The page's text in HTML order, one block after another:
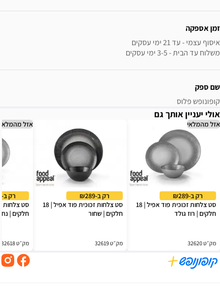
זמן אספקה
משלוח עד הבית - 3-5 ימי עסקים
שם ספק
קופונופש פלוס
אולי יעניין אותך גם
אזל מהמלאי
רק ב-₪289
סט צלחות זכוכית פוד אפיל | 18
חלקים | רוז גולד
מק״ט 32620
רק ב-₪289
סט צלחות זכוכית פוד אפיל | 18
חלקים | שחור
מק״ט 32619
אזל מהמלאי
רק ב-₪289
חלקים |
מק״ט 32618